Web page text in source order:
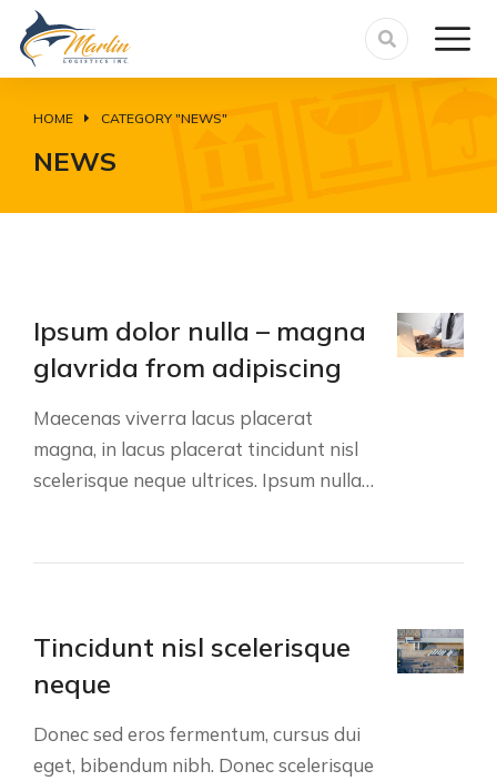
You are here:
HOME CATEGORY "NEWS"
NEWS
Ipsum dolor nulla – magna
glavrida from adipiscing
Maecenas viverra lacus placerat
magna, in lacus placerat tincidunt nisl
scelerisque neque ultrices. Ipsum nulla…
Tincidunt nisl scelerisque
neque
Donec sed eros fermentum, cursus dui
eget, bibendum nibh. Donec scelerisque